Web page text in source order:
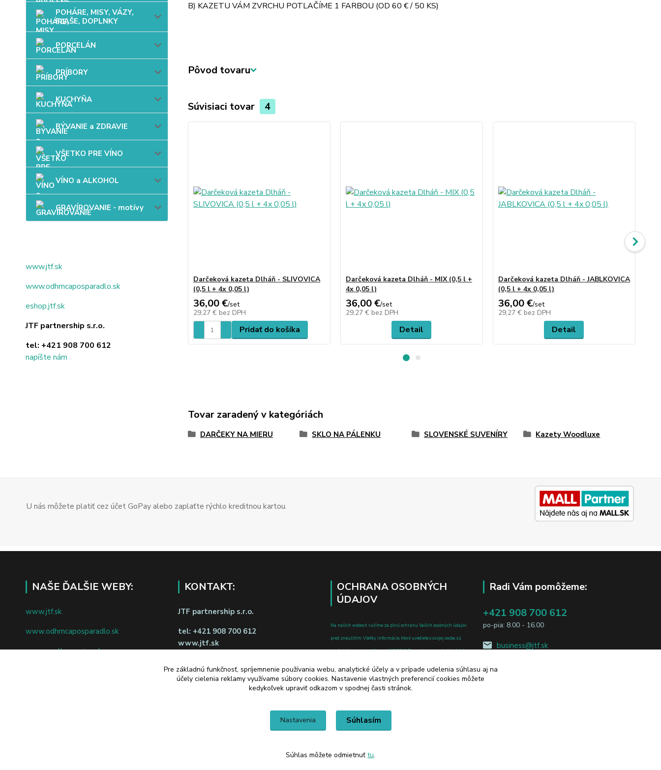
POHÁRE, MISY, VÁZY,
FĽAŠE, DOPLNKY
PORCELÁN
PRÍBORY
KUCHYŇA
BÝVANIE a ZDRAVIE
VŠETKO PRE VÍNO
VÍNO a ALKOHOL
GRAVÍROVANIE - motívy
www.jtf.sk
www.odhrncaposparadlo.sk
eshop.jtf.sk
JTF partnership s.r.o.
tel: +421 908 700 612
napíšte nám
B) KAZETU VÁM ZVRCHU POTLAČÍME 1 FARBOU (OD 60 € / 50 KS)
Pôvod tovaru
Súvisiaci tovar 4
Darčeková kazeta Dlháň - SLIVOVICA
(0,5 l + 4x 0,05 l)
36,00 €/set
29,27 € bez DPH
Pridať do košíka
Darčeková kazeta Dlháň - MIX (0,5 l +
4x 0,05 l)
36,00 €/set
29,27 € bez DPH
Detail
Darčeková kazeta Dlháň - JABLKOVICA
(0,5 l + 4x 0,05 l)
36,00 €/set
29,27 € bez DPH
Detail
Tovar zaradený v kategóriách
DARČEKY NA MIERU SKLO NA PÁLENKU SLOVENSKÉ SUVENÍRY Kazety Woodluxe
U nás môžete platiť cez účet GoPay alebo zaplaťte rýchlo kreditnou kartou.
NAŠE ĎALŠIE WEBY:
www.jtf.sk
www.odhrncaposparadlo.sk
www.vsetkoprevino.sk
KONTAKT:
JTF partnership s.r.o.
tel: +421 908 700 612
www.jtf.sk
Odstúpiť od zmluvy tu
OCHRANA OSOBNÝCH
ÚDAJOV
Na našich weboch ručíme za plnú ochranu Vašich osobných údajov
pred zneužitím. Všetky informácie, ktoré uvediete o svojej osobe, sú
chránené v zmysle zákona č.122/2013 Z.z. o ochrane osobných údajov
Radi Vám pomôžeme:
+421 908 700 612
po-pia: 8.00 - 16.00
business@jtf.sk
Pre základnú funkčnosť, spríjemnenie používania webu, analytické účely a v prípade udelenia súhlasu aj na
účely cielenia reklamy využívame súbory cookies. Nastavenie vlastných preferencií cookies môžete
kedykoľvek upraviť odkazom v spodnej časti stránok.
Nastavenia Súhlasím
Súhlas môžete odmietnuť tu.